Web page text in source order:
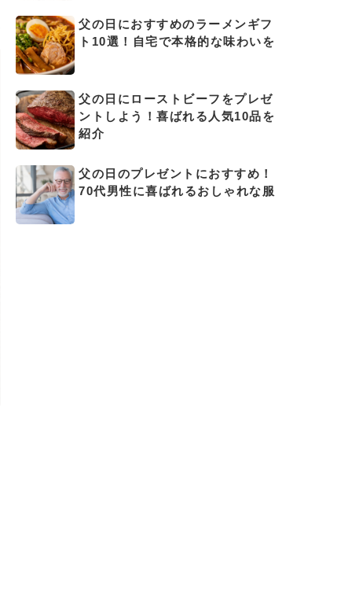
父の日におすすめのラーメンギフ
ト10選！自宅で本格的な味わいを
父の日にローストビーフをプレゼ
ントしよう！喜ばれる人気10品を
紹介
父の日のプレゼントにおすすめ！
70代男性に喜ばれるおしゃれな服